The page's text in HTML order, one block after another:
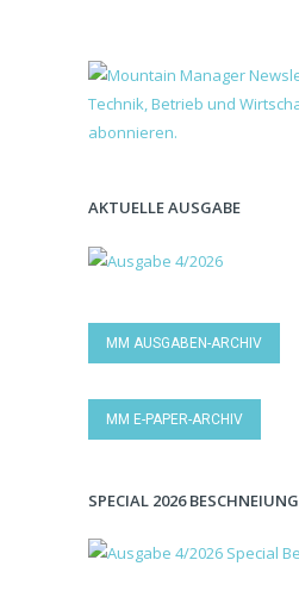
AKTUELLE AUSGABE
MM AUSGABEN-ARCHIV
MM E-PAPER-ARCHIV
SPECIAL 2026 BESCHNEIUNG